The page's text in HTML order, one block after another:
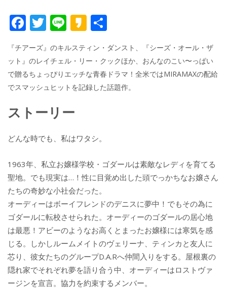
F
e
b
o
o
k
T
itt
er
Li
e
K
k
a
o
有
『チアーズ』のキルスティン・ダンスト、『シーズ・オール・ザ
ット』のレイチェル・リー・クックほか、おんなのこい〜っぱい
で贈るちょっぴりエッチな青春ドラマ！全米ではMIRAMAXの配給
でスマッシュヒットを記録した話題作。
ストーリー
どんな時でも、私はワタシ。
1963年、私立お嬢様学校・ゴダールは素敵なレディを育てる
聖地。でも現実は…！性に目覚め出した頭でっかちなお嬢さん
たちの奇妙な小社会だった。
オーディーはボーイフレンドのデニスに夢中！でもその為に
ゴダールに転校させられた。オーディーのゴダールの居心地
は最悪！アビーのようなお高くとまったお嬢様には寒気を感
じる。しかしルームメイトのヴェリーナ、ティンカと友人に
芯り、彼女たちのグループD.A.Rへ仲間入りをする。屋根裏の
隠れ家でそれぞれ夢を語り合う中、オーディーはロストヴァ
ージンを宣言。協力を約束するメンバー。